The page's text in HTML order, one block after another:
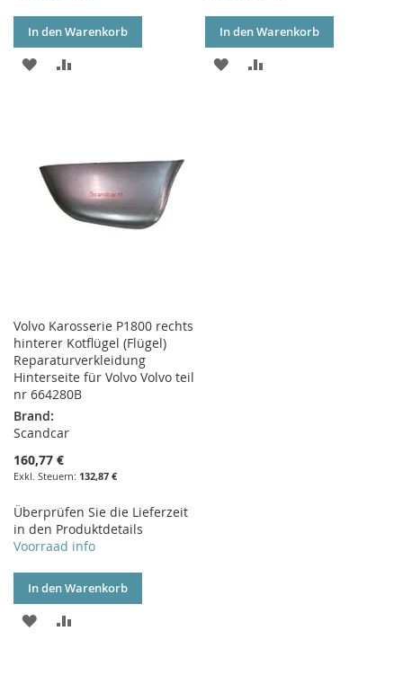
In den Warenkorb
ZUR
In den Warenkorb
ZUR
Volvo Karosserie P1800 rechts
hinterer Kotflügel (Flügel)
Reparaturverkleidung
Hinterseite für Volvo Volvo teil
nr 664280B
Brand:
Scandcar
160,77 €
132,87 €
Überprüfen Sie die Lieferzeit
in den Produktdetails
Voorraad info
In den Warenkorb
ZUR